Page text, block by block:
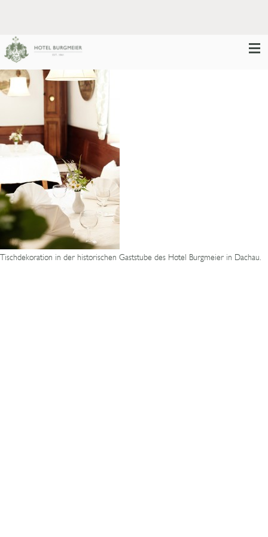
Tischdekoration in der historischen Gaststube des Hotel Burgmeier in Dachau.